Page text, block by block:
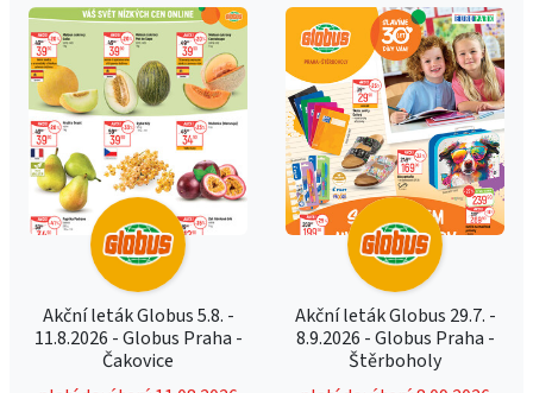
Akční leták Globus 5.8. -
11.8.2026 - Globus Praha -
Čakovice
Akční leták Globus 29.7. -
8.9.2026 - Globus Praha -
Štěrboholy